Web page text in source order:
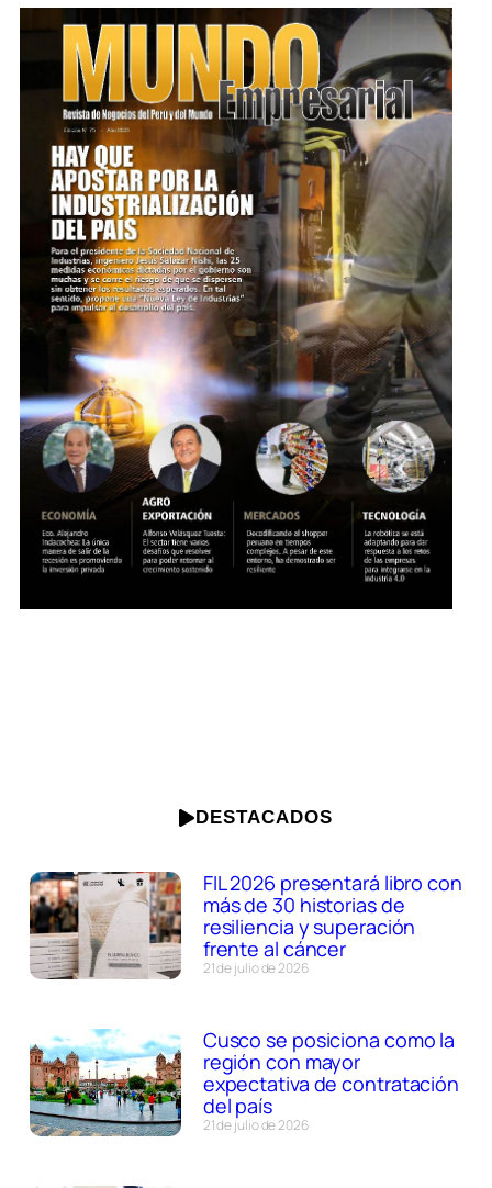
DESTACADOS
FIL 2026 presentará libro con
más de 30 historias de
resiliencia y superación
frente al cáncer
21 de julio de 2026
Cusco se posiciona como la
región con mayor
expectativa de contratación
del país
21 de julio de 2026